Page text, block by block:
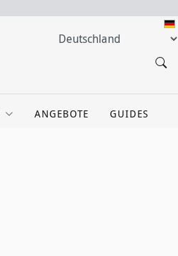
ANGEBOTE GUIDES